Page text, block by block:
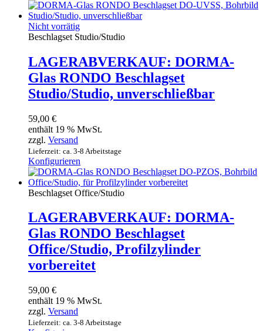
Nicht vorrätig
Beschlagset Studio/Studio
LAGERABVERKAUF: DORMA-
Glas RONDO Beschlagset
Studio/Studio, unverschließbar
59,00 €
enthält 19 % MwSt.
zzgl. Versand
Lieferzeit: ca. 3-8 Arbeitstage
Konfigurieren
Beschlagset Office/Studio
LAGERABVERKAUF: DORMA-
Glas RONDO Beschlagset
Office/Studio, Profilzylinder
vorbereitet
59,00 €
enthält 19 % MwSt.
zzgl. Versand
Lieferzeit: ca. 3-8 Arbeitstage